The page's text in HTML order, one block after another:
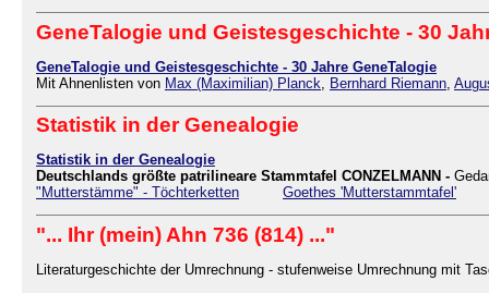
GeneTalogie und Geistesgeschichte - 30
GeneTalogie und Geistesgeschichte - 30 Jahre GeneTalogie
Mit Ahnenlisten von Max (Maximilian) Planck Bernhard Riemann
Statistik in der Genealogie
Statistik in der Genealogie
Deutschlands größte patrilineare Stammtafel CONZELMANN -
"Mutterstämme" - Töchterketten
Goethes 'Mutterstammtafel'
"... Ihr (mein) Ahn 736 (814) ..."
Literaturgeschichte der Umrechnung - stufenweise Umrechnung mit